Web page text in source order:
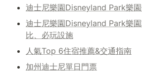
迪士尼樂園Disneyland Park樂
迪士尼樂園Disneyland Park樂
比、必玩設施
人氣Top 6住宿推薦&交通指南
加州迪士尼單日門票